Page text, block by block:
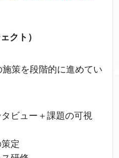
クト）
策を段階的に進めてい
ビュー＋課題の可視
定